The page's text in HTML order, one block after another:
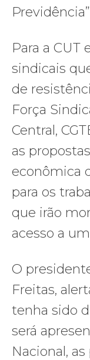
Para a CUT
sindicais
de
Força
Central,
as
econômica
para os
que irão
acesso a
O
Freitas,
tenha sido
será
Nacional,